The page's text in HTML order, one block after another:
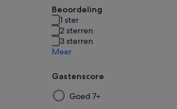
Beoordeling
1 ster
2 sterren
3 sterren
Meer
Gastenscore
Door
een
Goed 7+